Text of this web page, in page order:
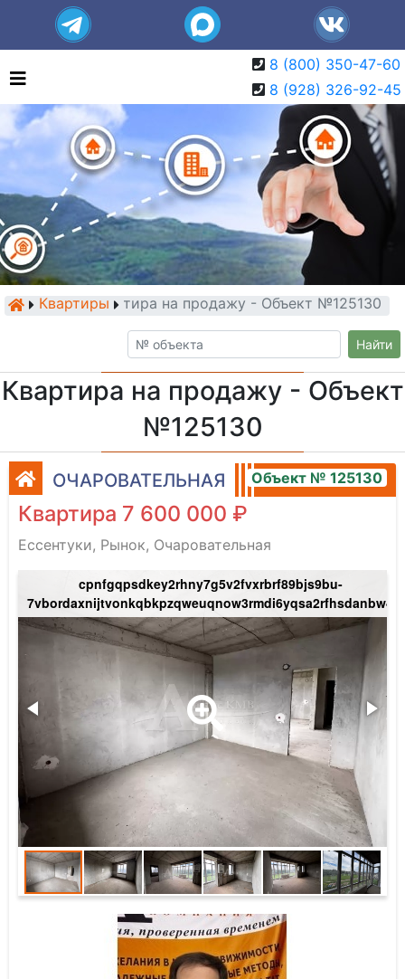
8 (800) 350-47-60
8 (928) 326-92-45
КвартирыКвартира на продажу - Объект №125130
Найти
Квартира на продажу - Объект
№125130
ОЧАРОВАТЕЛЬНАЯ Объект № 125130
Квартира 7 600 000 ₽
Ессентуки, Рынок, Очаровательная
cpnfgqpsdkey2rhny7g5v2fvxrbrf89bjs9bu-
7vbordaxnijtvonkqbkpzqweuqnow3rmdi6yqsa2rfhsdanbw4